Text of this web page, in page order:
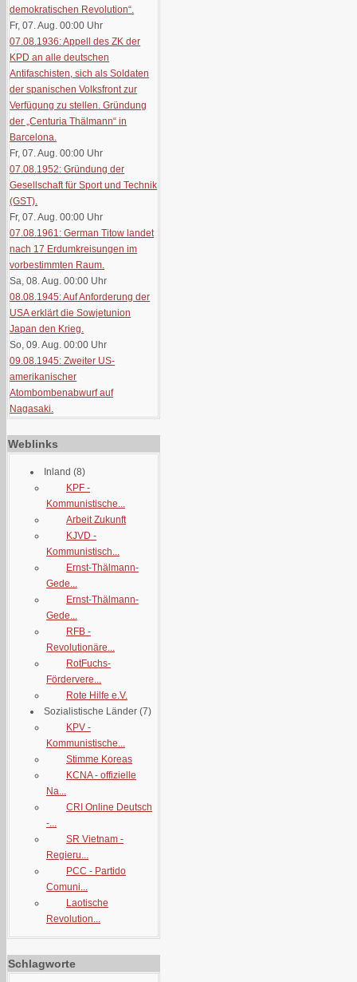
demokratischen Revolution“.
Fr, 07. Aug. 00:00 Uhr
07.08.1936: Appell des ZK der
KPD an alle deutschen
Antifaschisten, sich als Soldaten
der spanischen Volksfront zur
Verfügung zu stellen. Gründung
der „Centuria Thälmann“ in
Barcelona.
Fr, 07. Aug. 00:00 Uhr
07.08.1952: Gründung der
Gesellschaft für Sport und Technik
(GST).
Fr, 07. Aug. 00:00 Uhr
07.08.1961: German Titow landet
nach 17 Erdumkreisungen im
vorbestimmten Raum.
Sa, 08. Aug. 00:00 Uhr
08.08.1945: Auf Anforderung der
USA erklärt die Sowjetunion
Japan den Krieg.
So, 09. Aug. 00:00 Uhr
09.08.1945: Zweiter US-
amerikanischer
Atombombenabwurf auf
Nagasaki.
Weblinks
Inland (8)
KPF -
Kommunistische...
Arbeit Zukunft
KJVD -
Kommunistisch...
Ernst-Thälmann-
Gede...
Ernst-Thälmann-
Gede...
RFB -
Revolutionäre...
RotFuchs-
Fördervere...
Rote Hilfe e.V.
Sozialistische Länder (7)
KPV -
Kommunistische...
Stimme Koreas
KCNA - offizielle
Na...
CRI Online Deutsch
-...
SR Vietnam -
Regieru...
PCC - Partido
Comuni...
Laotische
Revolution...
Schlagworte